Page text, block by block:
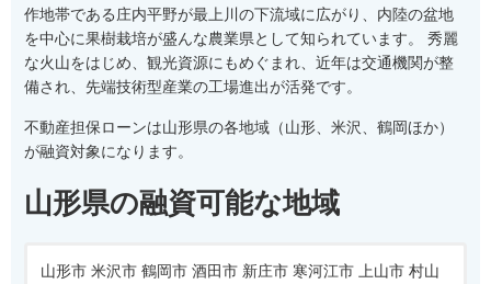
作地帯である庄内平野が最上川の下流域に広がり、内陸の盆地
を中心に果樹栽培が盛んな農業県として知られています。 秀麗
な火山をはじめ、観光資源にもめぐまれ、近年は交通機関が整
備され、先端技術型産業の工場進出が活発です。
不動産担保ローンは山形県の各地域（山形、米沢、鶴岡ほか）
が融資対象になります。
山形県の融資可能な地域
山形市 米沢市 鶴岡市 酒田市 新庄市 寒河江市 上山市 村山